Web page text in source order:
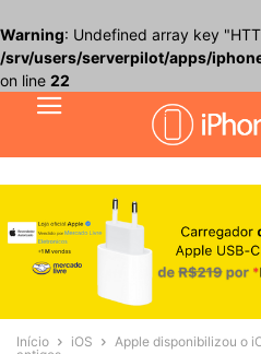
Warning: Undefined array key
/srv/users/serverpilot/apps/
on line 22
Início iOS
Apple disponibilizou o